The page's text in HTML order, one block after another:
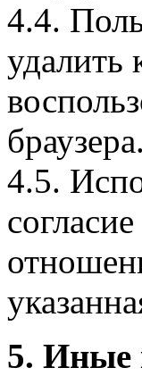
4.4.
удалить
браузера.
4.5.
5. Иные